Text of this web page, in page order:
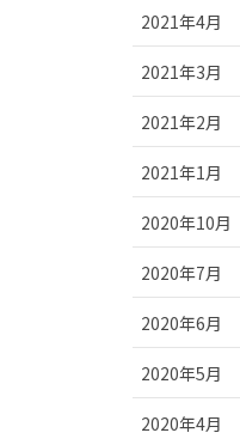
2021年4月
2021年3月
2021年2月
2021年1月
2020年10月
2020年7月
2020年6月
2020年5月
2020年4月